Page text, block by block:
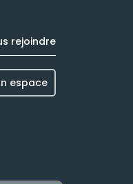
rejoindre
espace